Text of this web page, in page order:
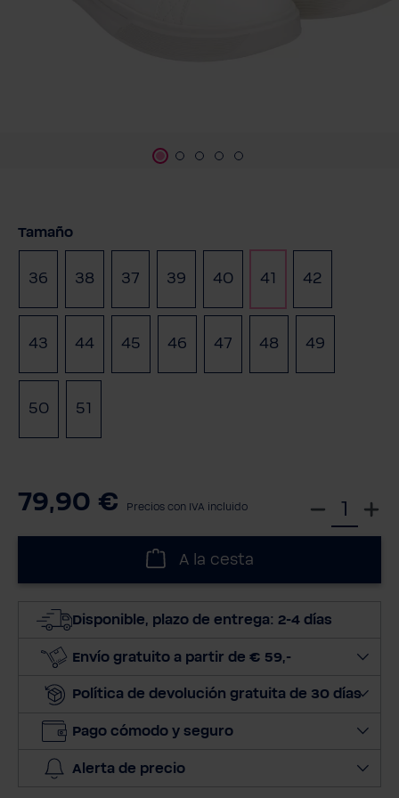
Seleccione
Tamaño
36 (Esta opción no está disponible en este momento.)
38 37 39 40 41 42
43 44 45 46 47 48 49
50 51
79,90 € Precios con IVA incluido
c
o
a
c
A la cesta
Disponible, plazo de entrega: 2-4 días
Envío gratuito a partir de € 59,-
Política de devolución gratuita de 30 días
Pago cómodo y seguro
Alerta de precio